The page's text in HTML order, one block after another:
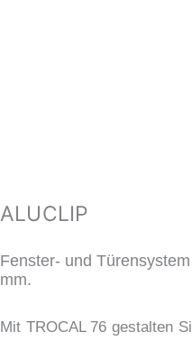
ALUCLIP
Fenster- und
mm.
Mit TROCAL 76 gestalten